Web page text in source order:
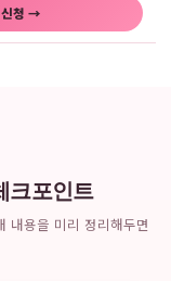
신청 →
크포인트
내용을 미리 정리해두면